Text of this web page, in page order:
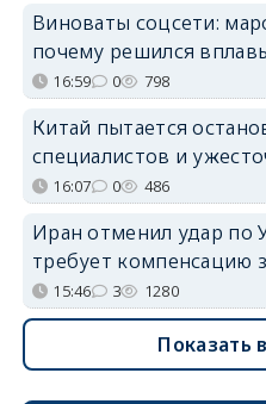
Виноваты соцсети:
почему решился
16:59 0 798
Китай пытается
специалистов и
16:07 0 486
Иран отменил удар по
требует компенсацию
15:46 3 1280
Показать